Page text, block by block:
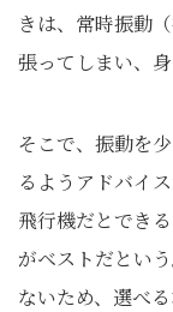
きは、常時振動
張ってしまい、
そこで、振動を
るようアドバイ
飛行機だとでき
がベストだとい
ないため、選べ